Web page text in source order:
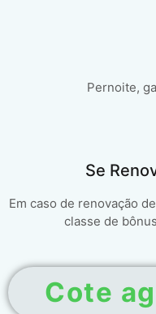
Pernoite,
Se
Em caso de renovação
classe de
Cote